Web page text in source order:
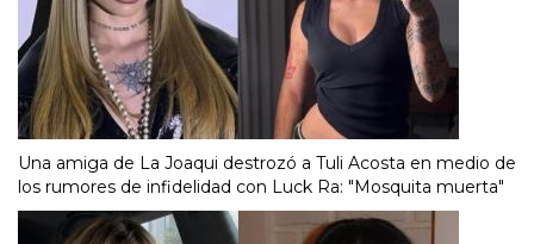
Una amiga de La Joaqui destrozó a Tuli Acosta en medio de
los rumores de infidelidad con Luck Ra: "Mosquita muerta"